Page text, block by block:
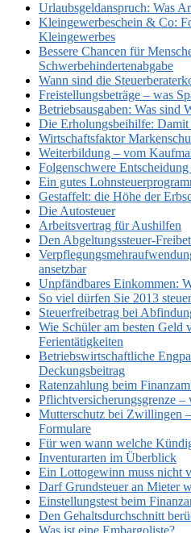
Urlaubsgeldanspruch: Was
Kleingewerbeschein & Co:
Kleingewerbes
Bessere Chancen für
Schwerbehindertenabgabe
Wann sind die
Freistellungsbeträge – was
Betriebsausgaben: Was sind
Die Erholungsbeihilfe: Damit
Wirtschaftsfaktor
Weiterbildung – vom
Folgenschwere
Ein gutes
Gestaffelt: die Höhe der
Die Autosteuer
Arbeitsvertrag für Aushilfen
Den Abgeltungssteuer-
ansetzbar
Unpfändbares Einkommen:
So viel dürfen Sie 2013
Steuerfreibetrag bei
Wie Schüler am besten Geld
Ferientätigkeiten
Betriebswirtschaftliche
Deckungsbeitrag
Ratenzahlung beim
Pflichtversicherungsgrenze
Mutterschutz bei Zwillingen
Formulare
Für wen wann welche
Inventurarten im Überblick
Ein Lottogewinn muss nicht
Darf Grundsteuer an Mieter
Einstellungstest beim
Den Gehaltsdurchschnitt
Was ist eine Embargoliste?